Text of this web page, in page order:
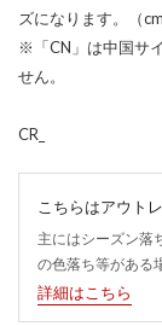
ズになります。（
※「CN」は中国サ
せん。
CR_
こちらはアウト
主にはシーズン落
の色落ち等がある
詳細はこちら